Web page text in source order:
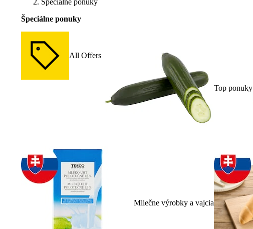
Špeciálne ponuky
Špeciálne ponuky
All Offers
Top ponuky
Mliečne výrobky a vajcia